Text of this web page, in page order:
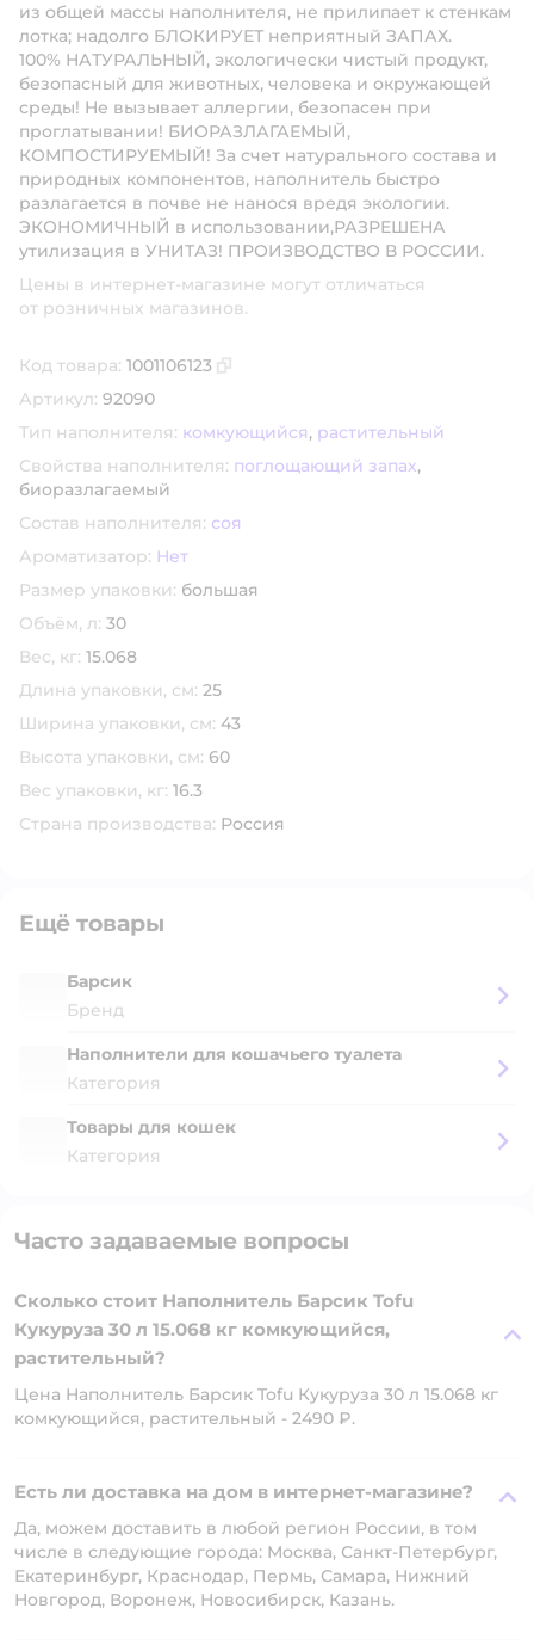
из общей массы наполнителя, не прилипает к стенкам
лотка; надолго БЛОКИРУЕТ неприятный ЗАПАХ.
100% НАТУРАЛЬНЫЙ, экологически чистый продукт,
безопасный для животных, человека и окружающей
среды! Не вызывает аллергии, безопасен при
проглатывании! БИОРАЗЛАГАЕМЫЙ,
КОМПОСТИРУЕМЫЙ! За счет натурального состава и
природных компонентов, наполнитель быстро
разлагается в почве не нанося вредя экологии.
ЭКОНОМИЧНЫЙ в использовании,РАЗРЕШЕНА
утилизация в УНИТАЗ! ПРОИЗВОДСТВО В РОССИИ.
Цены в интернет-магазине могут отличаться
от розничных магазинов.
Код товара: 1001106123
Артикул: 92090
Тип наполнителя: комкующийся, растительный
Свойства наполнителя: поглощающий запах,
биоразлагаемый
Состав наполнителя: соя
Ароматизатор: Нет
Размер упаковки: большая
Объём, л: 30
Вес, кг: 15.068
Длина упаковки, см: 25
Ширина упаковки, см: 43
Высота упаковки, см: 60
Вес упаковки, кг: 16.3
Страна производства: Россия
Ещё товары
Барсик
Бренд
Наполнители для кошачьего туалета
Категория
Товары для кошек
Категория
Часто задаваемые вопросы
Сколько стоит Наполнитель Барсик Tofu
Кукуруза 30 л 15.068 кг комкующийся,
растительный?
Цена Наполнитель Барсик Tofu Кукуруза 30 л 15.068 кг
комкующийся, растительный - 2490 ₽.
Есть ли доставка на дом в интернет-магазине?
Да, можем доставить в любой регион России, в том
числе в следующие города: Москва, Санкт-Петербург,
Екатеринбург, Краснодар, Пермь, Самара, Нижний
Новгород, Воронеж, Новосибирск, Казань.